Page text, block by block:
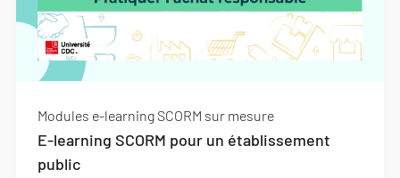
Modules e-learning SCORM sur mesure
E-learning SCORM pour un établissement
public